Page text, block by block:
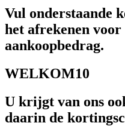
Vul onderstaande
het afrekenen
aankoopbedrag.
WELKOM10
U krijgt van ons
daarin de